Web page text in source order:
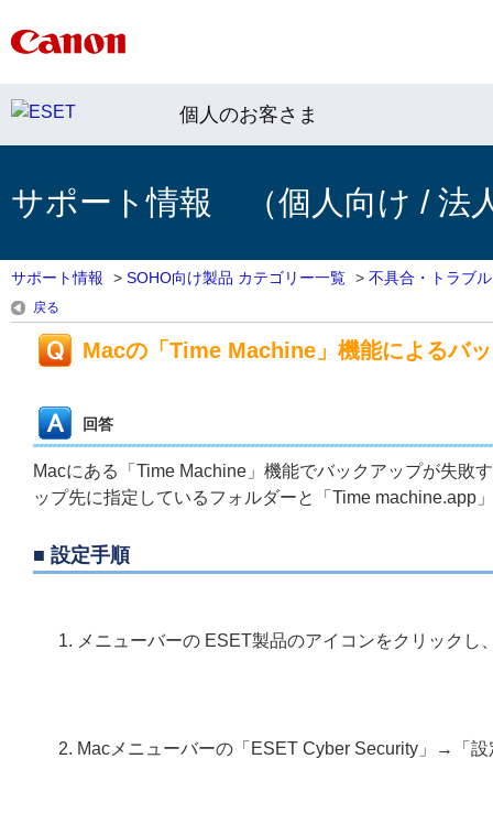
個人のお客さま
サポート情報 （個人向け / 法
サポート情報 > SOHO向け製品 カテゴリー一覧 > 不具合・トラブル
戻る
Macの「Time Machine」機能によるバ
回答
Macにある「Time Machine」機能でバックアップが失敗
ップ先に指定しているフォルダーと「Time machine.app
■ 設定手順
メニューバーの ESET製品のアイコンをクリック
Macメニューバーの「ESET Cyber Security」→「